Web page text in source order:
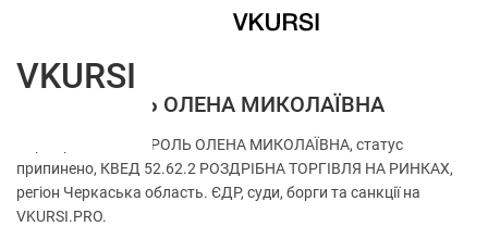
ФОП КОРОЛЬ ОЛЕНА МИКОЛАЇВНА
Перевірка ФОП КОРОЛЬ ОЛЕНА МИКОЛАЇВНА, статус
припинено, КВЕД 52.62.2 РОЗДРІБНА ТОРГІВЛЯ НА РИНКАХ,
регіон Черкаська область. ЄДР, суди, борги та санкції на
VKURSI.PRO.
VKURSI